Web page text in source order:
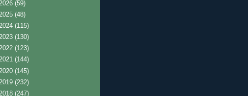
2026 (59)
(48)
(115)
(130)
(123)
(144)
2020 (145)
2019 (232)
2018 (247)